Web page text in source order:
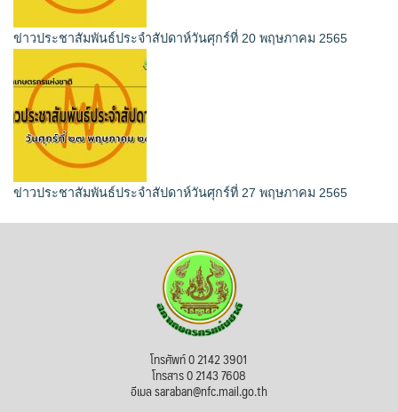
ข่าวประชาสัมพันธ์ประจำสัปดาห์วันศุกร์ที่ 20 พฤษภาคม 2565
ข่าวประชาสัมพันธ์ประจำสัปดาห์วันศุกร์ที่ 27 พฤษภาคม 2565
โทรศัพท์ 0 2142 3901
โทรสาร 0 2143 7608
อีเมล saraban@nfc.mail.go.th